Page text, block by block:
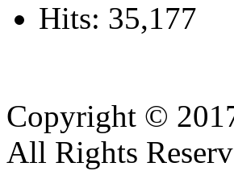
Hits: 35,177
Copyright ©
All Rights